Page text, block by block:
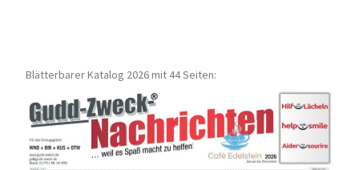
Blätterbarer Katalog 2026 mit 44 Seiten: